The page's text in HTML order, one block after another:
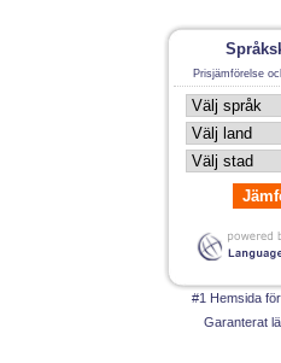
Prisjämförelse
#1 Hemsida
Garanterat